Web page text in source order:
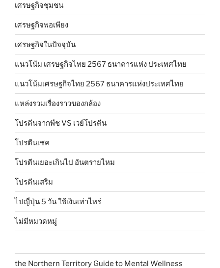
เศรษฐกิจชุมชน
เศรษฐกิจพอเพียง
เศรษฐกิจในปัจจุบัน
แนวโน้ม เศรษฐกิจไทย 2567 ธนาคารแห่ง ประเทศไทย
แนวโน้มเศรษฐกิจไทย 2567 ธนาคารแห่งประเทศไทย
แหล่งรวมเรื่องราวของกล้อง
โปรตีนจากพืช VS เวย์โปรตีน
โปรตีนเชค
โปรตีนเยอะเกินไป อันตรายไหม
โปรตีนเสริม
ไปญี่ปุ่น 5 วัน ใช้เงินเท่าไหร่
ไม่มีหมวดหมู่
the Northern Territory Guide to Mental Wellness